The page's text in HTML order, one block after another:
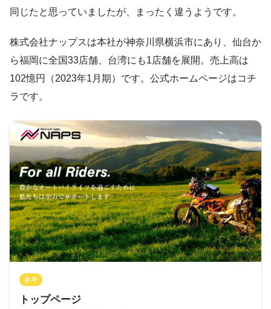
同じたと思っていましたが、まったく違うようです。
株式会社ナップスは本社が神奈川県横浜市にあり、仙台か
ら福岡に全国33店舗、台湾にも1店舗を展開。売上高は
102憶円（2023年1月期）です。公式ホームページはコチ
ラです。
参考
トップページ